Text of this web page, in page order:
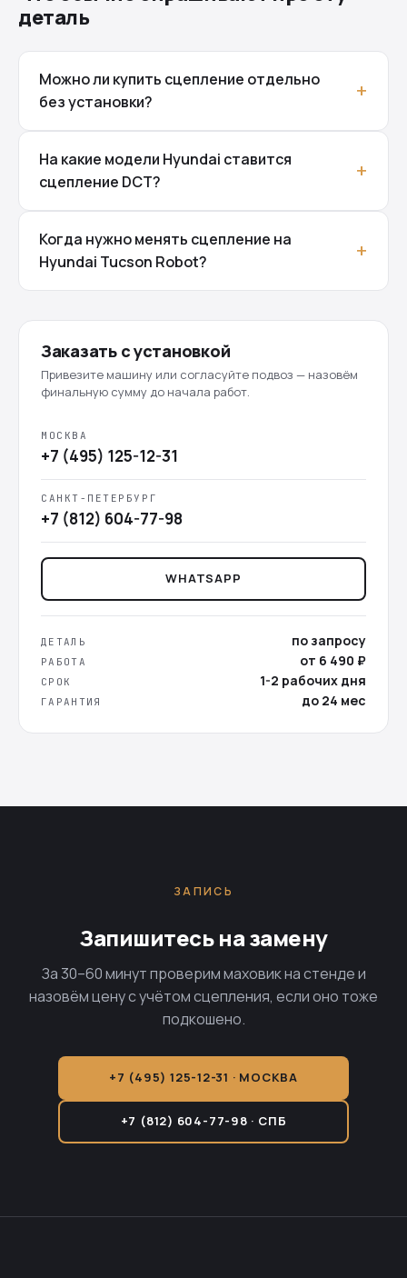
деталь
Можно ли купить сцепление отдельно
без установки?
На какие модели Hyundai ставится
сцепление DCT?
Когда нужно менять сцепление на
Hyundai Tucson Robot?
Заказать с установкой
Привезите машину или согласуйте подвоз — назовём
финальную сумму до начала работ.
МОСКВА
+7 (495) 125-12-31
САНКТ-ПЕТЕРБУРГ
+7 (812) 604-77-98
WHATSAPP
ДЕТАЛЬ по запросу
РАБОТА от 6 490 ₽
СРОК 1-2 рабочих дня
ГАРАНТИЯ до 24 мес
ЗАПИСЬ
Запишитесь на замену
За 30–60 минут проверим маховик на стенде и
назовём цену с учётом сцепления, если оно тоже
подкошено.
+7 (495) 125-12-31 · МОСКВА
+7 (812) 604-77-98 · СПБ